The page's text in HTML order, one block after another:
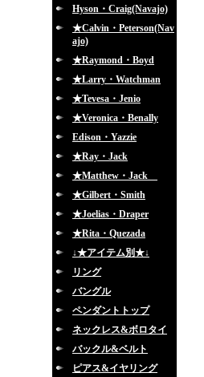
Hyson・Craig(Navajo)
★Calvin・Peterson(Nav
ajo)
★Raymond・Boyd
★Larry・Watchman
★Tevesa・Jenio
★Veronica・Benally
Edison・Yazzie
★Ray・Jack
★Matthew・Jack
★Gilbert・Smith
★Joelias・Draper
★Rita・Quezada
↓★アイテム別★↓
リング
バングル
ペンダントトップ
ネックレス&ボロタイ
バックル&ベルト
ピアス&イヤリング